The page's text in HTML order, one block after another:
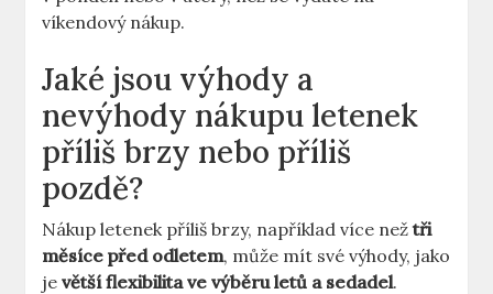
víkendový nákup.
Jaké jsou výhody a
nevýhody nákupu letenek
příliš brzy nebo příliš
pozdě?
Nákup letenek příliš brzy, například více nežtři
měsíce před odletem, může mít své výhody, jako
jevětší flexibilita ve výběru letů a sedadel.